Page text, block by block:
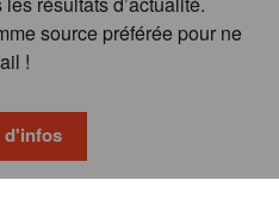
source préférée pour ne
!
d'infos
GROUP
GÉNÉRALES
POLICY